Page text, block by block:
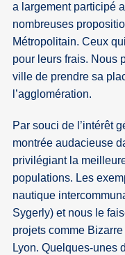
a largement participé
nombreuses
Métropolitain. Ceux
pour leurs frais. Nous
ville de prendre sa
l’agglomération.
Par souci de l’intérêt
montrée audacieuse
privilégiant la
populations. Les
nautique
Sygerly) et nous le
projets comme
Lyon. Quelques-unes